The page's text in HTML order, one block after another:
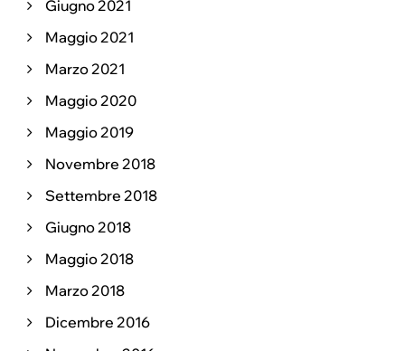
Giugno 2021
Maggio 2021
Marzo 2021
Maggio 2020
Maggio 2019
Novembre 2018
Settembre 2018
Giugno 2018
Maggio 2018
Marzo 2018
Dicembre 2016